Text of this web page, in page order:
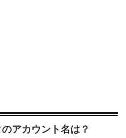
アカウント名は？